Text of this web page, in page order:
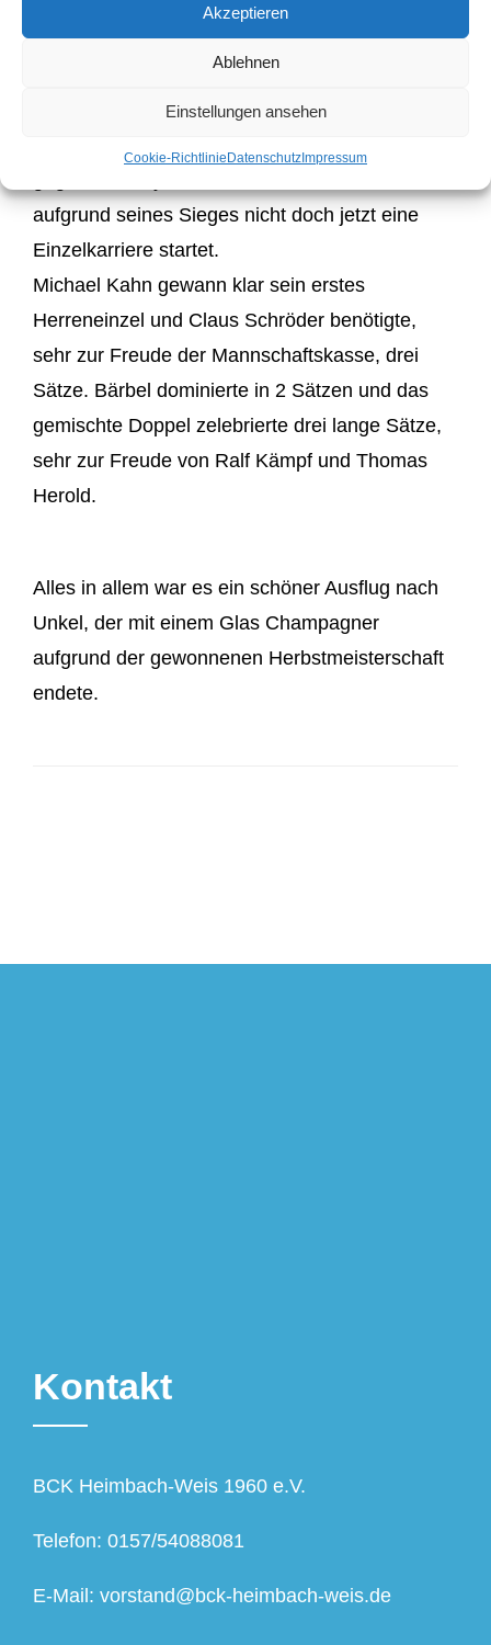
Akzeptieren
Ablehnen
Einstellungen ansehen
Cookie-RichtlinieDatenschutzImpressum
Meisterschaftsrunde, ließ er sich diese
Gelegenheit nicht nehmen – und gewann dieses
auch sogleich. Mit 21:15, 20:22 und 21:18 setzte
er sich – vor den Augen von Fernando Poyatos,
aufgrund seines Sieges nicht doch jetzt eine
Einzelkarriere startet.
Michael Kahn gewann klar sein erstes
Herreneinzel und Claus Schröder benötigte,
sehr zur Freude der Mannschaftskasse, drei
Sätze. Bärbel dominierte in 2 Sätzen und das
gemischte Doppel zelebrierte drei lange Sätze,
sehr zur Freude von Ralf Kämpf und Thomas
Herold.
Alles in allem war es ein schöner Ausflug nach
Unkel, der mit einem Glas Champagner
aufgrund der gewonnenen Herbstmeisterschaft
endete.
Kontakt
BCK Heimbach-Weis 1960 e.V.
Telefon: 0157/54088081
E-Mail: vorstand@bck-heimbach-weis.de